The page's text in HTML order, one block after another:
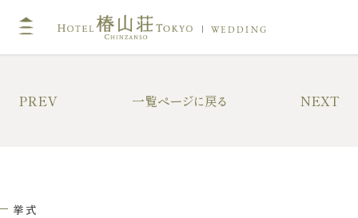
WEDDING
挙式
PREV 一覧ページに戻る NEXT